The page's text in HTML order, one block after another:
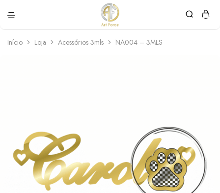
Force
personalizadas
Início Loja Acessórios 3mls NA004 – 3MLS